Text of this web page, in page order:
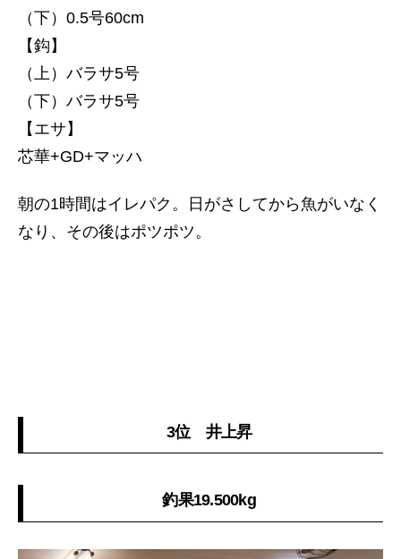
（下）0.5号60cm
【鈎】
（上）バラサ5号
（下）バラサ5号
【エサ】
芯華+GD+マッハ
朝の1時間はイレパク。日がさしてから魚がいなく
なり、その後はポツポツ。
3位 井上昇
釣果19.500kg